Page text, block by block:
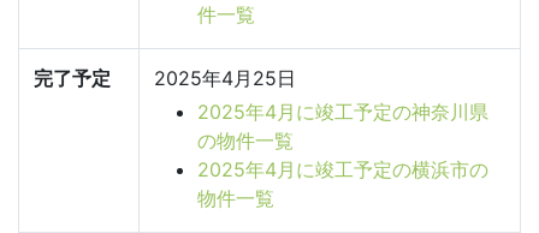
件一覧
完了予定
2025年4月25日
2025年4月に竣工予定の神奈川県
の物件一覧
2025年4月に竣工予定の横浜市の
物件一覧